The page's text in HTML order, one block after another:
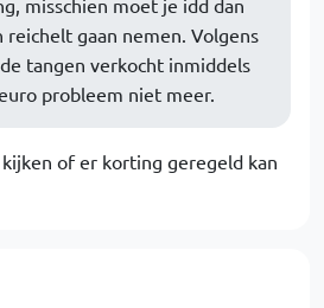
misschien moet je idd dan
reichelt gaan nemen. Volgens
tangen verkocht inmiddels
probleem niet meer.
of er korting geregeld kan